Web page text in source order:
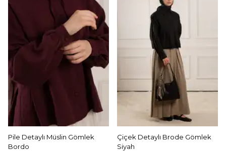
Pile Detaylı Müslin Gömlek
Bordo
Çiçek Detaylı Brode Gömlek
Siyah